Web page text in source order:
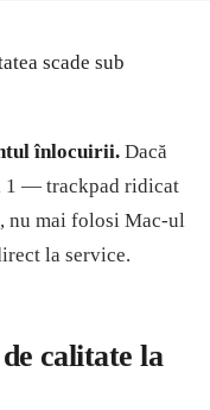
scade sub
înlocuirii. Dacă
1 — trackpad ridicat
nu mai folosi Mac-ul
la service.
calitate la